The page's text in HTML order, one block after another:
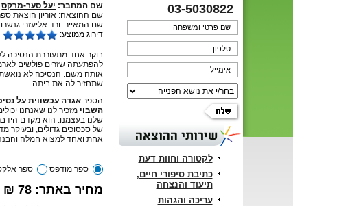
03-5030822
שירותי ההוצאה
לקטורה וחוות דעת
כתיבת סיפורי חיים,
תיעוד והנצחה
עריכה והגהות
שם המחבר: יעל סער-מרקס
שם ההוצאה: אוריון הוצאת
שם המאייר: ורד אליעזרי
דירוג ממוצע:
בוקר אחד מתעוררת הנסיכה
להפתעתה שזרים פולשים
אותה משם. הנסיכה לא
שתחזיר לה את ביתה.
הספר אגדה עכשווית על
השבוי מזכיר לנו שאנחנו
שלנו בעצמנו. הוא מקדם
של סכסוכים גדולים, ובעיקר
אחת ואחד למצוא חמלה
ספר מודפס ספר
מחיר באתר: 78 ₪